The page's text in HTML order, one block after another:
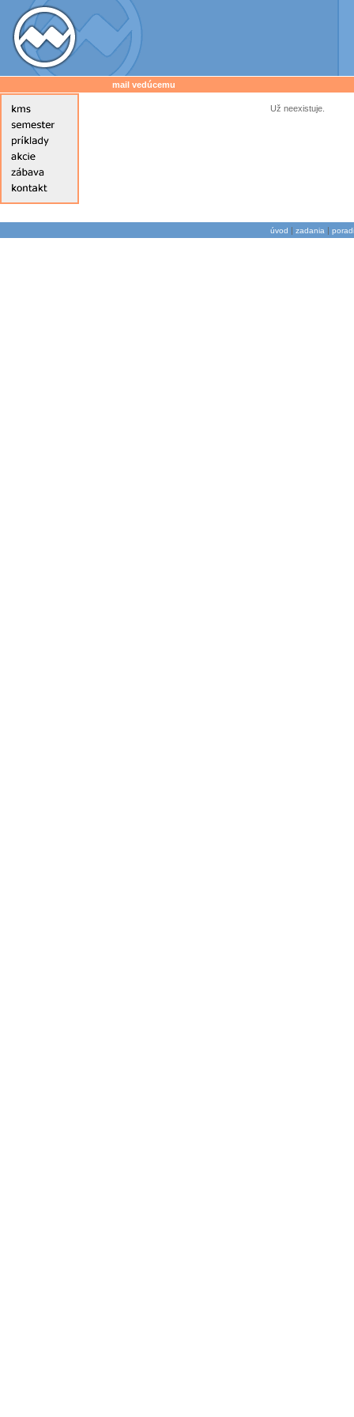
mail vedúcemu
Už neexistuje.
úvod | zadania |